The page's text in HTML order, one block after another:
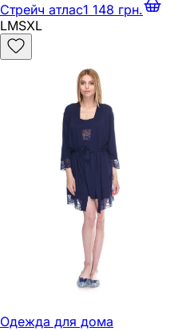
Стрейч атлас1 148 грн.
LMSXL
Одежда для дома